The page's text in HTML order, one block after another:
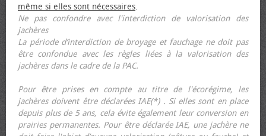
même si elles sont nécessaires.
Ne pas confondre avec l'interdiction de valorisation des
jachères
La période d’interdiction de broyage et fauchage ne doit pas
être confondue avec les règles liées à la valorisation des
jachères dans le cadre de la PAC.
Pour être prises en compte au titre de l'écorégime, les
jachères doivent être déclarées IAE(*) . Si elles sont en place
depuis plus de 5 ans, cela évite également leur conversion en
prairies permanentes. Pour être déclarée IAE, une jachère ne